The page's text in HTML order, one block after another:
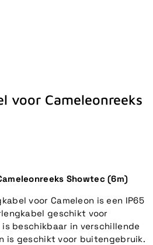
voor Cameleonreeks
Showtec (6m)
voor Cameleon is een IP65
geschikt voor
beschikbaar in verschillende
is geschikt voor buitengebruik.